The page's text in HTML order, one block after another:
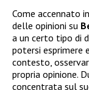
Come accennato
delle opinioni su
a un certo tipo di
potersi esprimere
contesto,
propria opinione.
concentrata sul